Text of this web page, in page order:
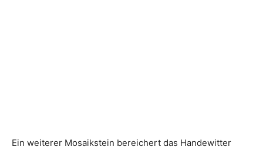
Ein weiterer Mosaikstein bereichert das Handewitter